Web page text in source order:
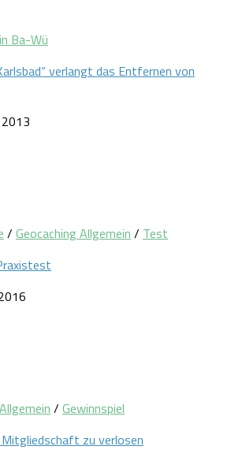
Ba-Wü
verlangt das Entfernen von
/ Geocaching Allgemein / Test
/ Gewinnspiel
zu verlosen